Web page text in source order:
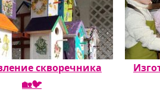
скворечника
🏡🐦